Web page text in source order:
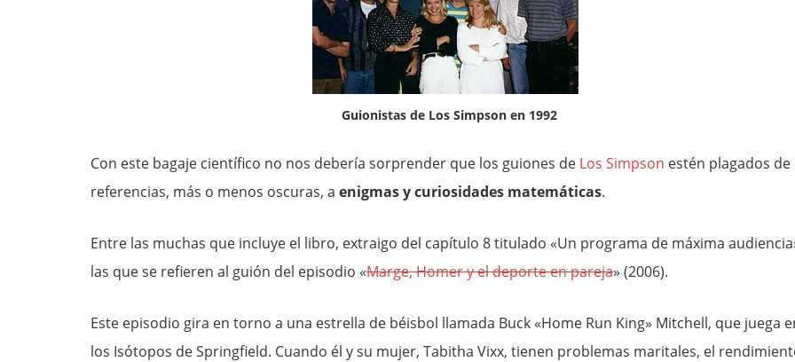
Guionistas de Los Simpson en 1992
Con este bagaje científico no nos debería sorprender que los guiones de Los Simpson estén plagados de
referencias, más o menos oscuras, a enigmas y curiosidades matemáticas.
Entre las muchas que incluye el libro, extraigo del capítulo 8 titulado «Un programa de máxima
las que se refieren al guión del episodio «Marge, Homer y el deporte en pareja» (2006).
Este episodio gira en torno a una estrella de béisbol llamada Buck «Home Run King» Mitchell, que juega
los Isótopos de Springfield. Cuando él y su mujer, Tabitha Vixx, tienen problemas maritales, el